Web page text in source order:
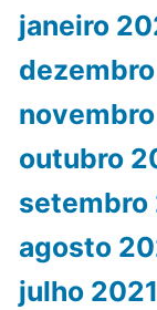
janeiro
outubro
setembro
agosto
julho 2021